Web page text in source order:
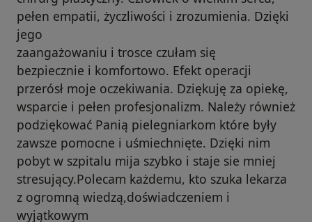
pełen empatii, życzliwości i zrozumienia. Dzięki
jego
zaangażowaniu i trosce czułam się
bezpiecznie i komfortowo. Efekt operacji
przerósł moje oczekiwania. Dziękuję za opiekę,
wsparcie i pełen profesjonalizm. Należy również
podziękować Panią pielegniarkom które były
zawsze pomocne i uśmiechnięte. Dzięki nim
pobyt w szpitalu mija szybko i staje sie mniej
stresujący.Polecam każdemu, kto szuka lekarza
z ogromną wiedzą,doświadczeniem i
wyjątkowym